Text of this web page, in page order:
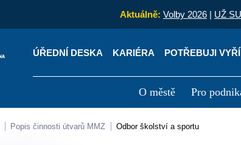
Aktuálně: Volby 2026 | UŽ
ÚŘEDNÍ DESKA KARIÉRA POTŘEBUJI
O městě Pro
Úřední deska
Popis činnosti útvarů MMZ Odbor školství a sportu